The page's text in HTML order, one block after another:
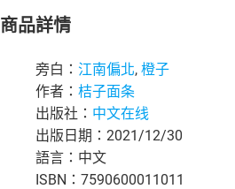
商品詳情
旁白： 江南偏北, 橙子
作者： 桔子面条
出版社： 中文在线
出版日期：2021/12/30
語言：中文
ISBN：7590600011011